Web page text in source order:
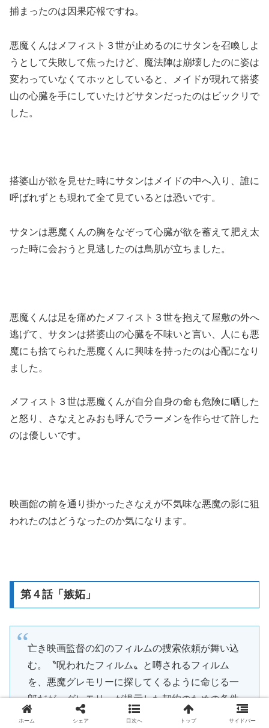
捕まったのは因果応報ですね。
悪魔くんはメフィスト３世が止めるのにサタンを召喚しよ
うとして失敗して焦ったけど、魔法陣は崩壊したのに姿は
変わっていなくてホッとしていると、メイドが現れて搭婆
山の心臓を手にしていたけどサタンだったのはビックリで
した。
搭婆山が欲を見せた時にサタンはメイドの中へ入り、誰に
呼ばれずとも現れて全て見ているとは恐いです。
サタンは悪魔くんの胸をなぞって心臓が欲を蓄えて肥え太
った時に会おうと見逃したのは鳥肌が立ちました。
悪魔くんは足を痛めたメフィスト３世を抱えて屋敷の外へ
逃げて、サタンは搭婆山の心臓を不味いと言い、人にも悪
魔にも捨てられた悪魔くんに興味を持ったのは心配になり
ました。
メフィスト３世は悪魔くんが自分自身の命も危険に晒した
と怒り、さなえとみおも呼んでラーメンを作らせて許した
のは優しいです。
映画館の前を通り掛かったさなえが不気味な悪魔の影に狙
われたのはどうなったのか気になります。
第４話「嫉妬」
亡き映画監督の幻のフィルムの捜索依頼が舞い込
む。〝呪われたフィルム〟と噂されるフィルム
を、悪魔グレモリーに探してくるように命じる一
郎だが、グレモリーが提示した契約のための条件
とは“一郎の心臓を食べさせること”だった。
ホーム シェア 目次へ トップ サイドバー